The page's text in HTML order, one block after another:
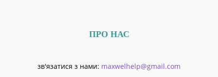
ПРО НАС
зв'язатися з нами: maxwelhelp@gmail.com